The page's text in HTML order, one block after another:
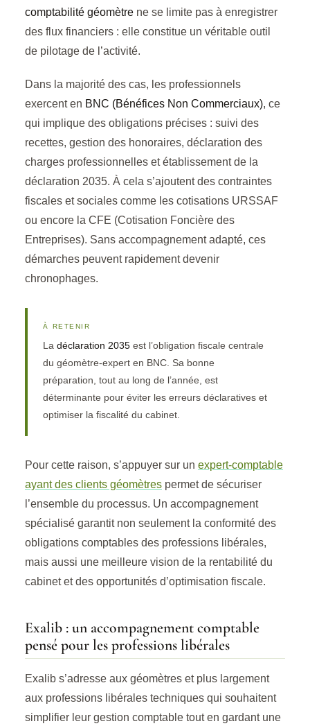
comptabilité géomètre ne se limite pas à enregistrer
des flux financiers : elle constitue un véritable outil
de pilotage de l’activité.
Dans la majorité des cas, les professionnels
exercent en BNC (Bénéfices Non Commerciaux), ce
qui implique des obligations précises : suivi des
recettes, gestion des honoraires, déclaration des
charges professionnelles et établissement de la
déclaration 2035. À cela s’ajoutent des contraintes
fiscales et sociales comme les cotisations URSSAF
ou encore la CFE (Cotisation Foncière des
Entreprises). Sans accompagnement adapté, ces
démarches peuvent rapidement devenir
chronophages.
À RETENIR
Ladéclaration 2035 est l’obligation fiscale centrale
du géomètre-expert en BNC. Sa bonne
préparation, tout au long de l’année, est
déterminante pour éviter les erreurs déclaratives et
optimiser la fiscalité du cabinet.
Pour cette raison, s’appuyer sur un expert-comptable
ayant des clients géomètres permet de sécuriser
l’ensemble du processus. Un accompagnement
spécialisé garantit non seulement la conformité des
obligations comptables des professions libérales,
mais aussi une meilleure vision de la rentabilité du
cabinet et des opportunités d’optimisation fiscale.
Exalib : un accompagnement comptable
pensé pour les professions libérales
Exalib s’adresse aux géomètres et plus largement
aux professions libérales techniques qui souhaitent
simplifier leur gestion comptable tout en gardant une